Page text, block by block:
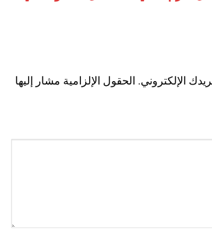
الإلكتروني. الحقول الإلزامية مشار إليها